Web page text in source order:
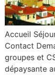
Accueil
Contact
groupes et
dépaysante